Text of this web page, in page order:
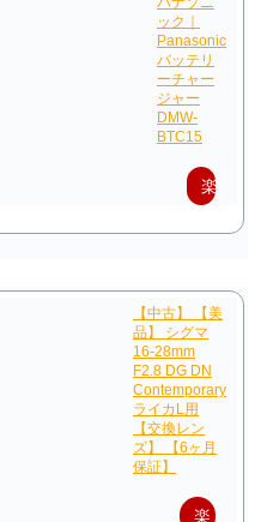
ック｜
Panasonic
バッテリ
ーチャー
ジャー
DMW-
BTC15
楽
購
入
【中古】 【美
品】 シグマ
16-28mm
F2.8 DG DN
Contemporary
ライカL用
【交換レン
ズ】 【6ヶ月
保証】
楽